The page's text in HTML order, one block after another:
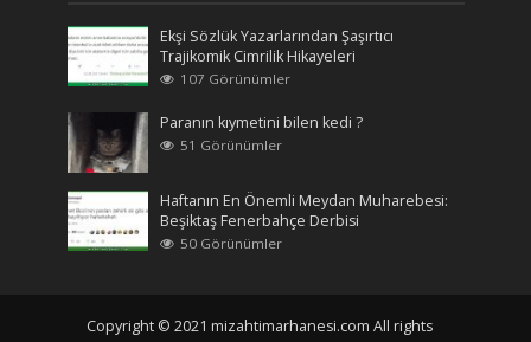
Ekşi Sözlük Yazarlarından Şaşırtıcı
Trajikomik Cimrilik Hikayeleri
107 Görünümler
Paranın kıymetini bilen kedi ?
51 Görünümler
Haftanın En Önemli Meydan Muharebesi:
Beşiktaş Fenerbahçe Derbisi
50 Görünümler
Copyright © 2021 mizahtimarhanesi.com All rights